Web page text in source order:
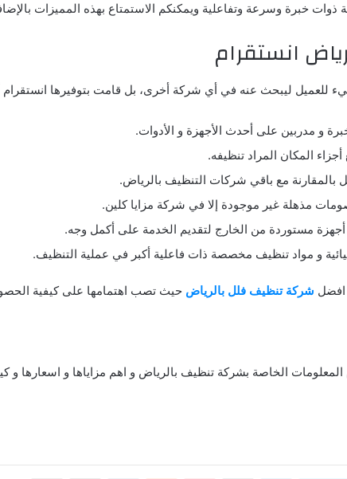
ذوات خبرة وسرعة وتفاعلية ويمكنكم الاستمتاع بهذه المميزات
انستقرام
للعميل ليبحث عنه في أي شركة أخرى، بل قامت بتوفيرها انستقرام
و مدربين على أحدث الأجهزة و الأدوات.
المكان المراد تنظيفه.
بالمقارنة مع باقي شركات التنظيف بالرياض.
مذهلة غير موجودة إلا في شركة مزايا كلين.
مستوردة من الخارج لتقديم الخدمة على أكمل وجه.
و مواد تنظيف مخصصة ذات فاعلية أكبر في عملية التنظيف.
افضل شركة تنظيف فلل بالرياض حيث تصب اهتمامها على كيفية
الخاصة بشركة تنظيف بالرياض و اهم مزاياها و اسعارها و